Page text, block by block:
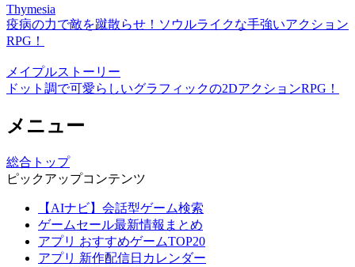
Thymesia
疫病の力で敵を蹴散らせ！ソウルライクな手強いアクション
RPG！
メイプルストーリー
ドット調で可愛らしいグラフィックの2DアクションRPG！
メニュー
総合トップ
ピックアップコンテンツ
【AIナビ】会話型ゲーム検索
ゲームセール最新情報まとめ
アプリ おすすめゲームTOP20
アプリ 新作配信日カレンダー